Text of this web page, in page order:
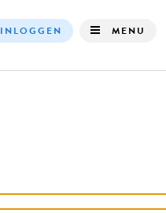
INLOGGEN MENU